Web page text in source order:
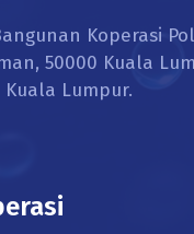
Koperasi
50000 Kuala
Lumpur.